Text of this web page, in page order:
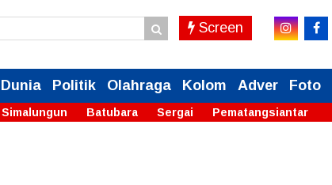
Screen
Dunia Politik Olahraga Kolom Adver Foto
Simalungun Batubara Sergai Pematangsiantar